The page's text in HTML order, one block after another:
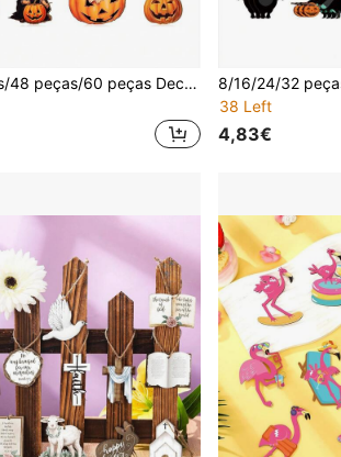
36 peças/48 peças/60 peças Decorações de Halloween, incluindo padrões de recortes de abóbora, pingentes vintage de gato preto e morcego, perfeitas para decorar pequenas árvores em festas de fim de ano em casa
38 Left
4,83€